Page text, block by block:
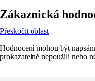
Zákaznická
Přeskočit oblast
Hodnocení mohou být
prokazatelně nepoužili nebo